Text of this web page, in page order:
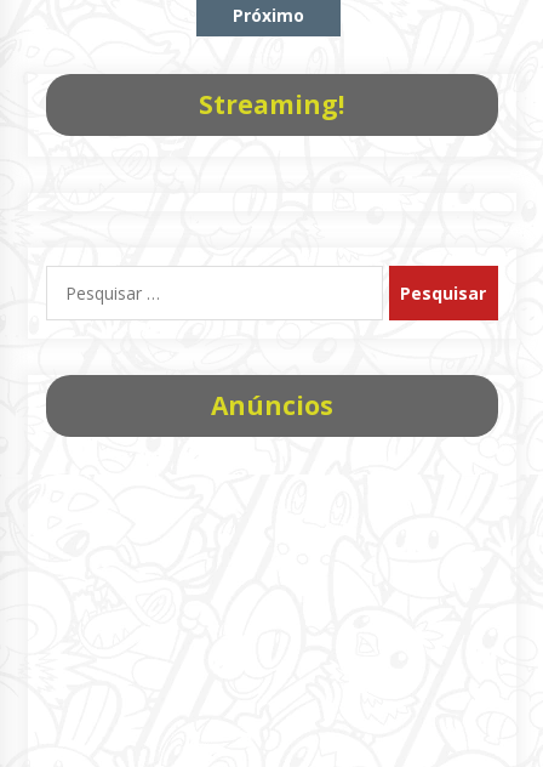
Próximo
Streaming!
por:
Anúncios